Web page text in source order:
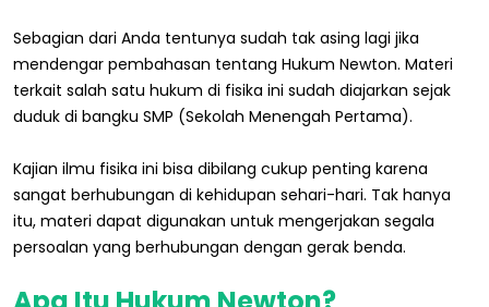
Sebagian dari Anda tentunya sudah tak asing lagi jika
mendengar pembahasan tentang Hukum Newton. Materi
terkait salah satu hukum di fisika ini sudah diajarkan sejak
duduk di bangku SMP (Sekolah Menengah Pertama).
Kajian ilmu fisika ini bisa dibilang cukup penting karena
sangat berhubungan di kehidupan sehari-hari. Tak hanya
itu, materi dapat digunakan untuk mengerjakan segala
persoalan yang berhubungan dengan gerak benda.